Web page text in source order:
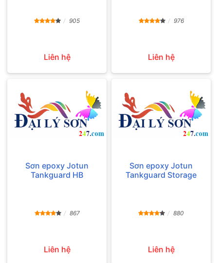
905
Liên hệ
976
Liên hệ
Sơn epoxy Jotun
Tankguard HB
867
Liên hệ
Sơn epoxy Jotun
Tankguard Storage
880
Liên hệ